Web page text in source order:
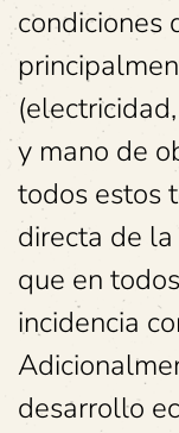
condiciones
y mano de
todos estos
directa de
que en
incidencia
desarrollo